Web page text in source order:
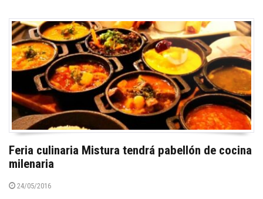
Feria culinaria Mistura tendrá pabellón de cocina
milenaria
24/05/2016